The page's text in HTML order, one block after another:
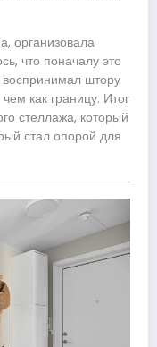
организовала
что поначалу это
штору
как границу. Итог
стеллажа, который
стал опорой для